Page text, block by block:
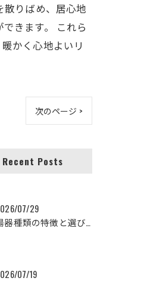
りばめ、居心地
きます。 これら
かく心地よいリ
次のページ >
Recent Posts
07/29
給湯器種類の特徴と選び方ガイド
07/19